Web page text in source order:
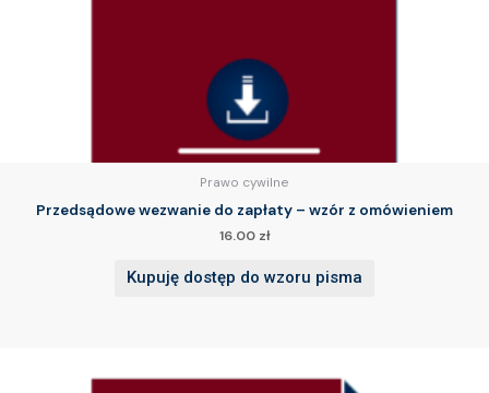
Prawo cywilne
Przedsądowe wezwanie do zapłaty – wzór z omówieniem
16.00 zł
Kupuję dostęp do wzoru pisma